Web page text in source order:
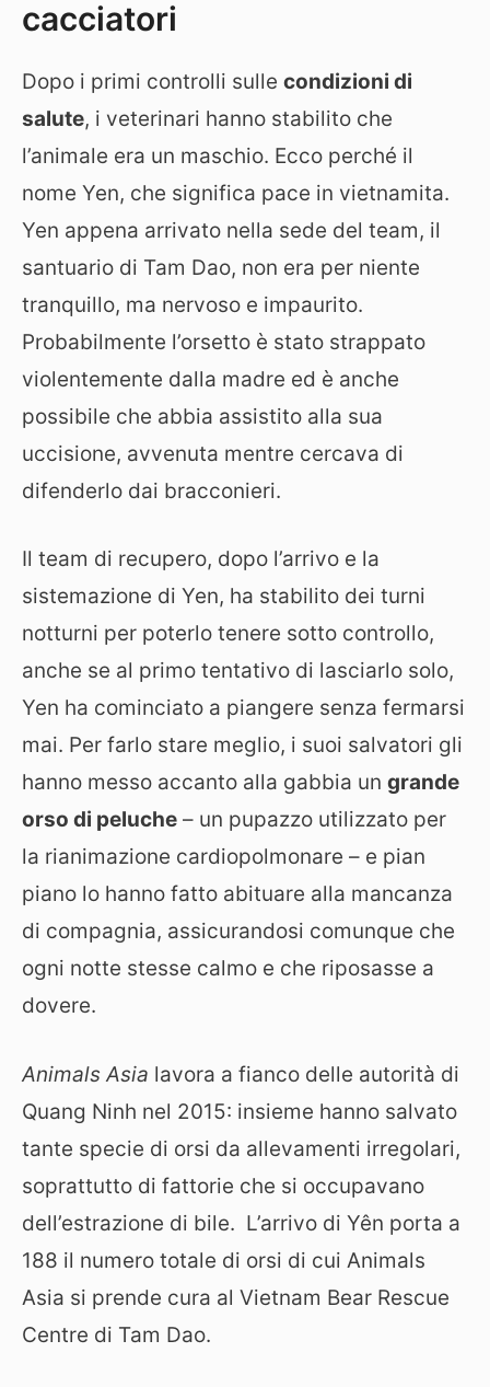
cacciatori
Dopo i primi controlli sulle condizioni di
salute, i veterinari hanno stabilito che
l’animale era un maschio. Ecco perché il
nome Yen, che significa pace in vietnamita.
Yen appena arrivato nella sede del team, il
santuario di Tam Dao, non era per niente
tranquillo, ma nervoso e impaurito.
Probabilmente l’orsetto è stato strappato
violentemente dalla madre ed è anche
possibile che abbia assistito alla sua
uccisione, avvenuta mentre cercava di
difenderlo dai bracconieri.
Il team di recupero, dopo l’arrivo e la
sistemazione di Yen, ha stabilito dei turni
notturni per poterlo tenere sotto controllo,
anche se al primo tentativo di lasciarlo solo,
Yen ha cominciato a piangere senza fermarsi
mai. Per farlo stare meglio, i suoi salvatori gli
hanno messo accanto alla gabbia un grande
orso di peluche – un pupazzo utilizzato per
la rianimazione cardiopolmonare – e pian
piano lo hanno fatto abituare alla mancanza
di compagnia, assicurandosi comunque che
ogni notte stesse calmo e che riposasse a
dovere.
Animals Asia lavora a fianco delle autorità di
Quang Ninh nel 2015: insieme hanno salvato
tante specie di orsi da allevamenti irregolari,
soprattutto di fattorie che si occupavano
dell’estrazione di bile. L’arrivo di Yên porta a
188 il numero totale di orsi di cui Animals
Asia si prende cura al Vietnam Bear Rescue
Centre di Tam Dao.